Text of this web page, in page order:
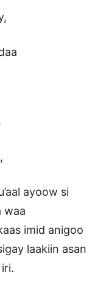
ayoow si
waa
imid anigoo
laakiin asan